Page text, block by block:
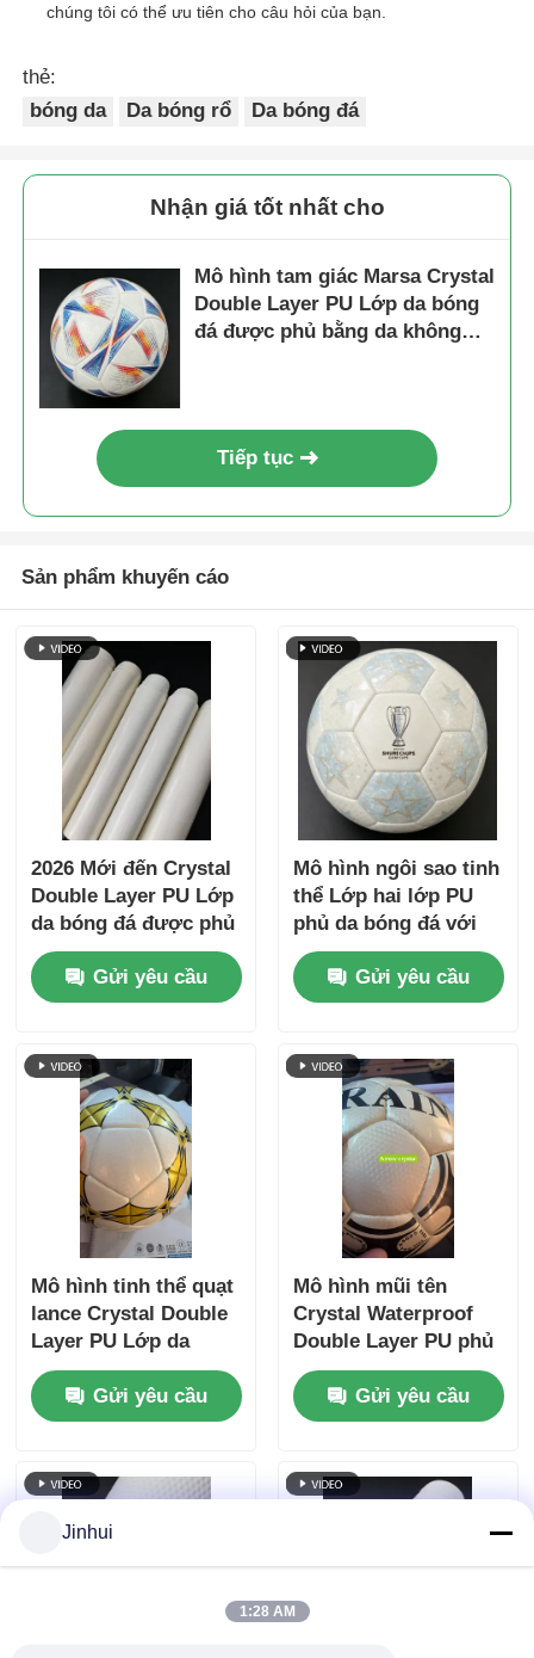
chúng tôi có thể ưu tiên cho câu hỏi của bạn.
thẻ:
bóng da
Da bóng rổ Da bóng đá
Nhận giá tốt nhất cho
Mô hình tam giác Marsa Crystal
Double Layer PU Lớp da bóng
đá được phủ bằng da không
Tiếp tục
Sản phẩm khuyến cáo
2026 Mới đến Crystal
Double Layer PU Lớp
da bóng đá được phủ
bằng da không dệt
chống nước và mô
hình tùy chỉnh
Gửi yêu cầu
Mô hình ngôi sao tinh
thể Lớp hai lớp PU
phủ da bóng đá với
nền chống nước
không dệt và mô hình
tùy chỉnh
Gửi yêu cầu
Mô hình tinh thể quạt
lance Crystal Double
Layer PU Lớp da
bóng đá được phủ
bằng da không dệt
chống nước và mô
Gửi yêu cầu
Mô hình mũi tên
Crystal Waterproof
Double Layer PU phủ
da bóng đá với mô
hình tùy chỉnh cho
bóng đá cao cấp
Gửi yêu cầu
Jinhui
1:28 AM